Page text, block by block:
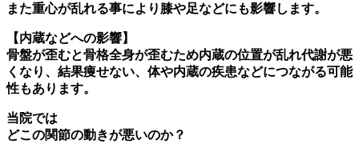
また重心が乱れる事により膝や足などにも影響します。
【内蔵などへの影響】
骨盤が歪むと骨格全身が歪むため内蔵の位置が乱れ代謝が悪
くなり、結果痩せない、体や内蔵の疾患などにつながる可能
性もあります。
当院では
どこの関節の動きが悪いのか？